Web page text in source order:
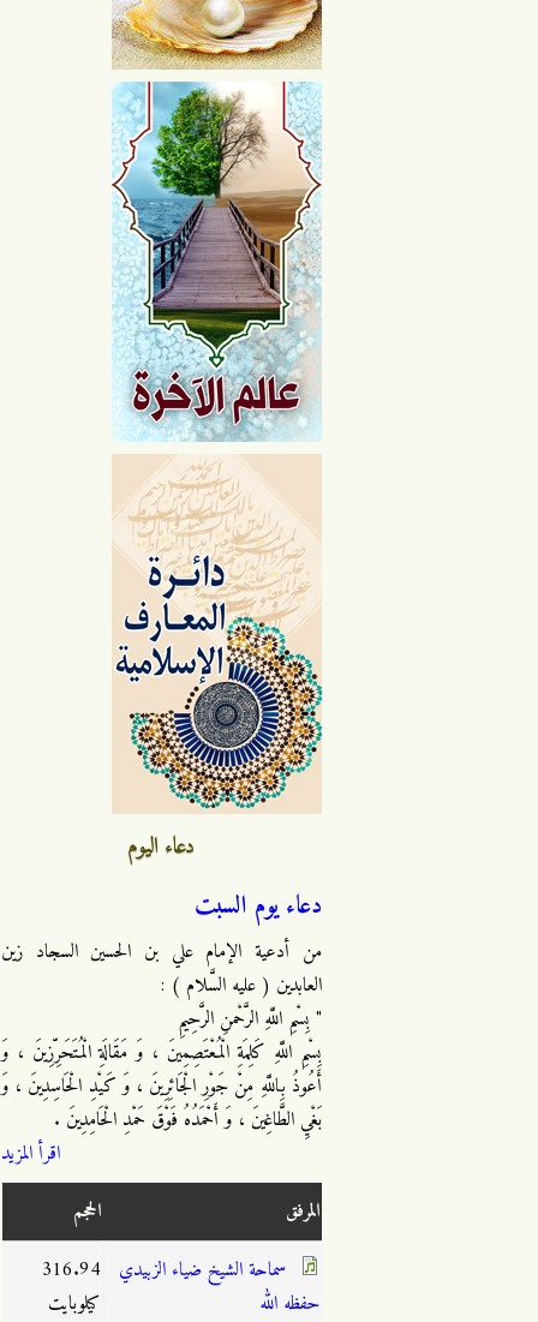
دعاء اليوم
دعاء يوم السبت
من أدعية الإمام علي بن الحسين السجاد زين
العابدين ( عليه السَّلام ) :
" بِسْمِ اللَّهِ الرَّحْمنِ الرَّحِيمِ
بِسْمِ اللَّهِ كَلِمَةِ الْمُعْتَصِمِينَ ، وَ مَقَالَةِ الْمُتَحَرِّزِينَ ، وَ
أَعُوذُ بِاللَّهِ مِنْ جَوْرِ الْجَائِرِينَ ، وَ كَيْدِ الْحَاسِدِينَ ، وَ
بَغْيِ الطَّاغِينَ ، وَ أَحْمَدُهُ فَوْقَ حَمْدِ الْحَامِدِينَ .
اقرأ المزيد
المرفق
الحجم
سماحة الشيخ ضياء الزبيدي
حفظه الله
316.94
كيلوبايت